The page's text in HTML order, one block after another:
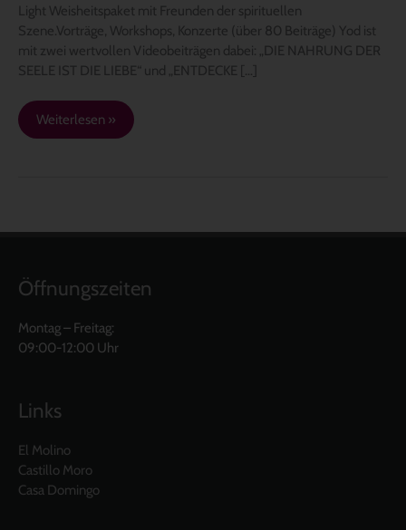
Light Weisheitspaket mit Freunden der spirituellen
Szene.Vorträge, Workshops, Konzerte (über 80 Beiträge) Yod ist
mit zwei wertvollen Videobeiträgen dabei: „DIE NAHRUNG DER
SEELE IST DIE LIEBE“ und „ENTDECKE […]
Weiterlesen »
Öffnungszeiten
Montag – Freitag:
09:00-12:00 Uhr
Links
El Molino
Castillo Moro
Casa Domingo